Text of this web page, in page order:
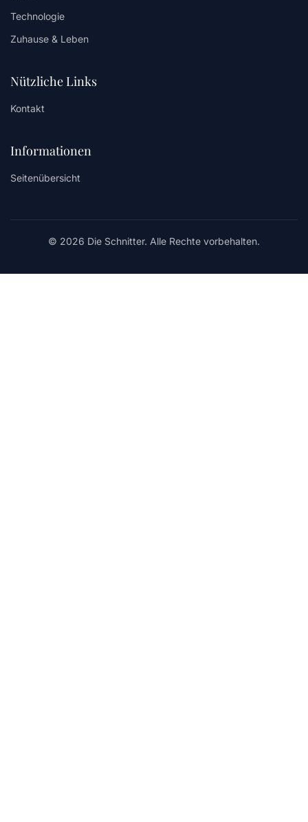
Technologie
Zuhause & Leben
Nützliche Links
Kontakt
Informationen
Seitenübersicht
© 2026 Die Schnitter. Alle Rechte vorbehalten.